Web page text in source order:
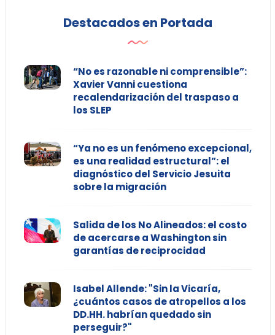
Destacados en Portada
“No es razonable ni comprensible”:
Xavier Vanni cuestiona
recalendarización del traspaso a
los SLEP
“Ya no es un fenómeno excepcional,
es una realidad estructural”: el
diagnóstico del Servicio Jesuita
sobre la migración
Salida de los No Alineados: el costo
de acercarse a Washington sin
garantías de reciprocidad
Isabel Allende: "Sin la Vicaría,
¿cuántos casos de atropellos a los
DD.HH. habrían quedado sin
perseguir?"